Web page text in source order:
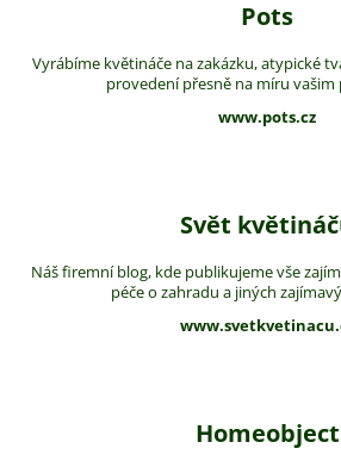
Pots
Vyrábíme květináče na zakázku, atypické
provedení přesně na míru vašim
www.pots.cz
Svět
Náš firemní blog, kde publikujeme vše
péče o zahradu a jiných
Homeobject